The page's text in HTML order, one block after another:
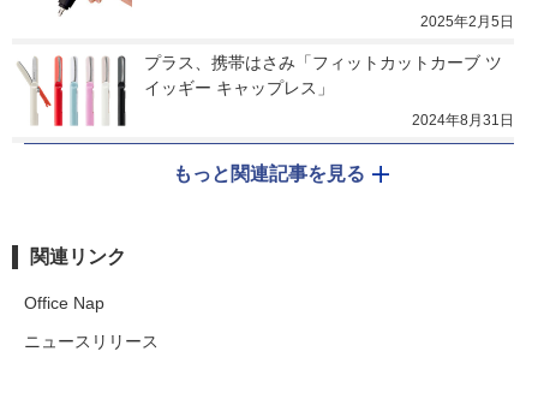
2025年2月5日
プラス、携帯はさみ「フィットカットカーブ ツ
イッギー キャップレス」
2024年8月31日
もっと関連記事を見る
関連リンク
Office Nap
ニュースリリース